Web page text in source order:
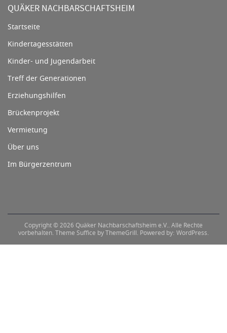
QUÄKER NACHBARSCHAFTSHEIM
Startseite
Kindertagesstätten
Kinder- und Jugendarbeit
Treff der Generationen
Erziehungshilfen
Brückenprojekt
Vermietung
Über uns
Im Bürgerzentrum
Copyright © 2026 Quäker Nachbarschaftsheim e.V.. Alle Rechte
vorbehalten. Theme Suffice by ThemeGrill. Powered by: WordPress.